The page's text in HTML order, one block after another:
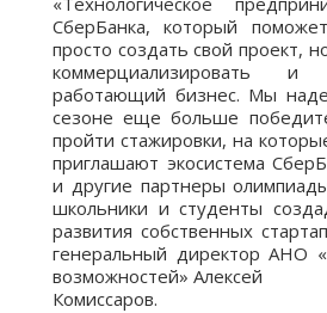
СберБанка, который
просто создать свой проект,
коммерциализировать
работающий бизнес. Мы
сезоне еще больше
пройти стажировки, на
приглашают экосистема
и другие партнеры
школьники и студенты
развития собственных
генеральный директор АНО
возможностей» Алексей
Комиссаров.